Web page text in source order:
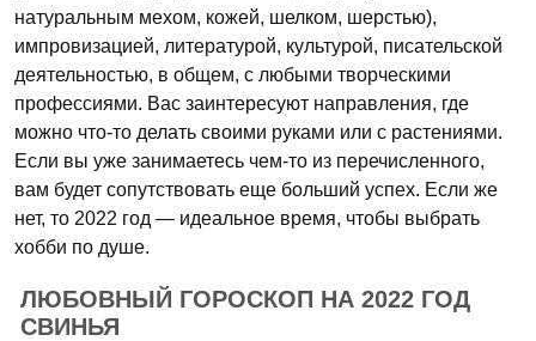
натуральным мехом, кожей, шелком, шерстью),
импровизацией, литературой, культурой, писательской
деятельностью, в общем, с любыми творческими
профессиями. Вас заинтересуют направления, где
можно что-то делать своими руками или с растениями.
Если вы уже занимаетесь чем-то из перечисленного,
вам будет сопутствовать еще больший успех. Если же
нет, то 2022 год — идеальное время, чтобы выбрать
хобби по душе.
ЛЮБОВНЫЙ ГОРОСКОП НА 2022 ГОД
СВИНЬЯ